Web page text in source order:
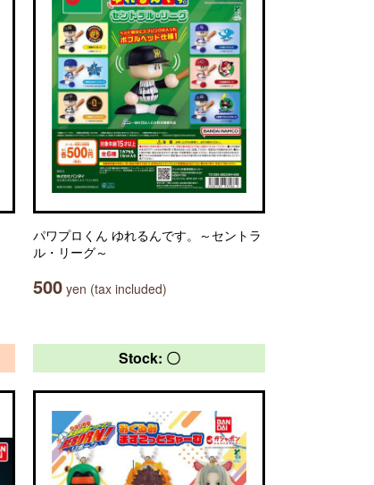
パワプロくん ゆれるんです。～セントラ
ル・リーグ～
500 yen (tax included)
Stock: 〇